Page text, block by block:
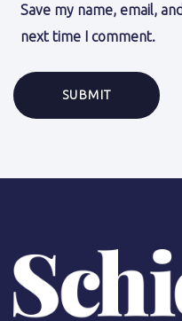
Save my name, email,
next time I comment.